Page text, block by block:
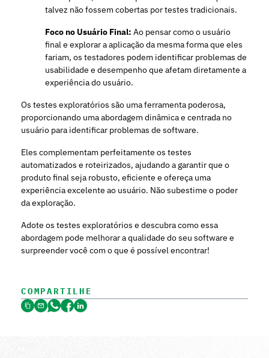
talvez não fossem cobertas por testes tradicionais.
Foco no Usuário Final: Ao pensar como o usuário
final e explorar a aplicação da mesma forma que eles
fariam, os testadores podem identificar problemas de
usabilidade e desempenho que afetam diretamente a
experiência do usuário.
Os testes exploratórios são uma ferramenta poderosa,
proporcionando uma abordagem dinâmica e centrada no
usuário para identificar problemas de software.
Eles complementam perfeitamente os testes
automatizados e roteirizados, ajudando a garantir que o
produto final seja robusto, eficiente e ofereça uma
experiência excelente ao usuário. Não subestime o poder
da exploração.
Adote os testes exploratórios e descubra como essa
abordagem pode melhorar a qualidade do seu software e
surpreender você com o que é possível encontrar!
COMPARTILHE